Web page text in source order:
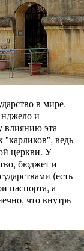
в мире.
и
влиянию эта
"карликов", ведь
церкви. У
бюджет и
(есть
паспорта, а
что внутрь